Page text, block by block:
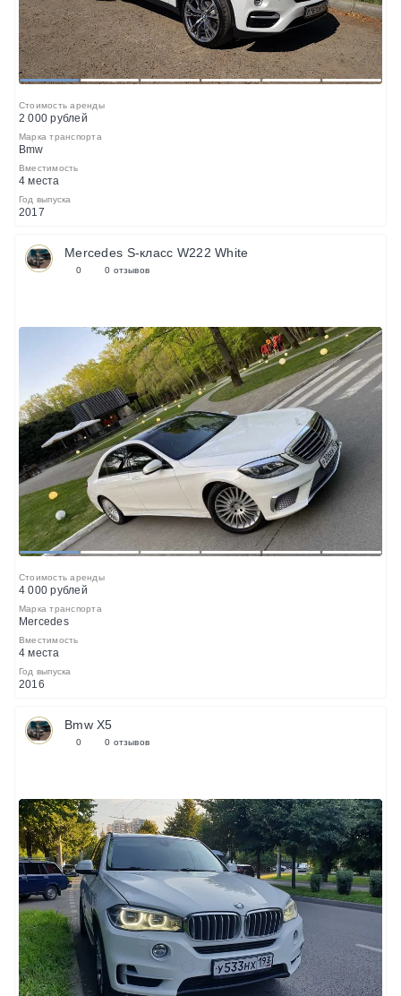
1 2 3 4 5 6
Стоимость аренды
2 000 рублей
Марка транспорта
Bmw
Вместимость
4 места
Год выпуска
2017
Mercedes S-класс W222 White
0 0 отзывов
1 2 3 4 5 6
Стоимость аренды
4 000 рублей
Марка транспорта
Mercedes
Вместимость
4 места
Год выпуска
2016
Bmw X5
0 0 отзывов